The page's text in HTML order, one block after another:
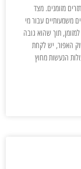
מזומנים. מצד
משמעותיים עבור מי
תוך שהוא גובה
האפור, יש לקחת
הנעשות מחוץ